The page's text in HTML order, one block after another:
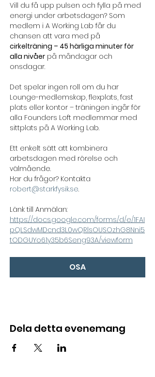
Vill du få upp pulsen och fylla på med
energi under arbetsdagen? Som
medlem i A Working Lab får du
chansen att vara med på
cirkelträning – 45 härliga minuter för
alla nivåer på måndagar och
onsdagar.
Det spelar ingen roll om du har
Lounge-medlemskap, flexplats, fast
plats eller kontor – träningen ingår för
alla Founders Loft medlemmar med
sittplats på A Working Lab.
Ett enkelt sätt att kombinera
arbetsdagen med rörelse och
välmående.
Har du frågor? Kontakta
robert@starkfysik.se.
Länk till Anmälan:
https://docs.google.com/forms/d/e/1FAI
pQLSdwMDcnd3L0wQRlsOUSOzhG8Nni5
tODGUYo61y35b6Seng93A/viewform
OSA
Dela detta evenemang